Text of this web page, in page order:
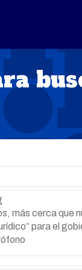
más cerca que
para el